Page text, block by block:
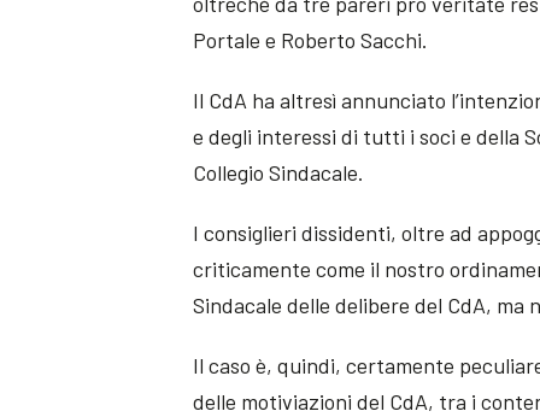
Portale e Roberto Sacchi.
Il CdA ha altresì annunciato
e degli interessi di tutti i soci e della
Collegio Sindacale.
I consiglieri dissidenti, oltre ad
criticamente come il nostro
Sindacale delle delibere del CdA, ma
Il caso è, quindi, certamente
delle motiviazioni del CdA, tra i